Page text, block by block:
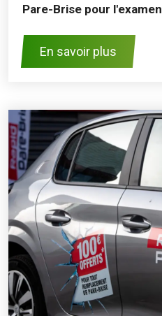
Pare-Brise pour
En savoir plus